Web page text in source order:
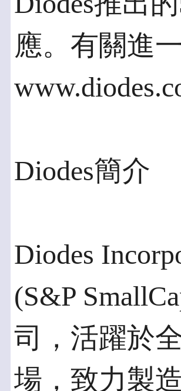
應。有關進
Diodes簡介
Diodes
(S&P
司，活躍於
場，致力製